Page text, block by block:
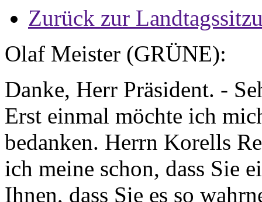
Zurück zur
Olaf Meister (GRÜNE):
Danke, Herr Präsident. -
Erst einmal möchte ich
bedanken. Herrn Korells
ich meine schon, dass Sie
Ihnen, dass Sie es so